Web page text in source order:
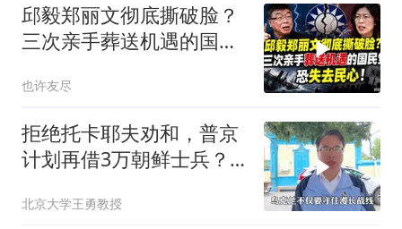
邱毅郑丽文彻底撕破脸？
三次亲手葬送机遇的国民
也许友尽
拒绝托卡耶夫劝和，普京
计划再借3万朝鲜士兵？
北京大学王勇教授